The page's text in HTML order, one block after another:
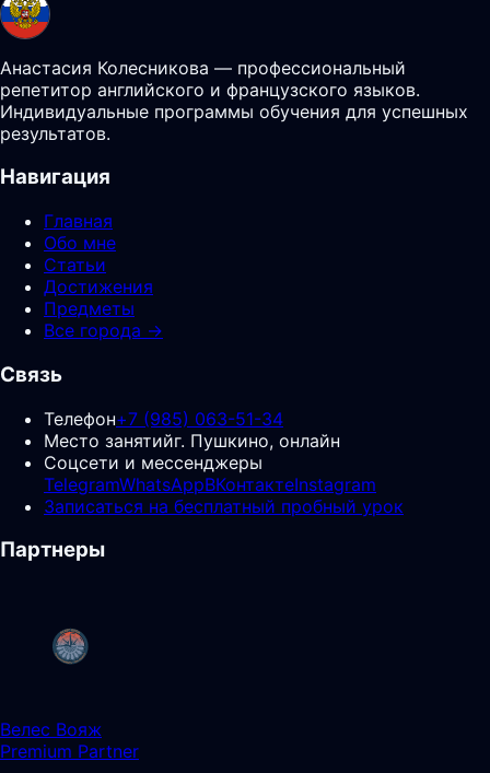
Анастасия Колесникова — профессиональный
репетитор английского и французского языков.
Индивидуальные программы обучения для успешных
результатов.
Навигация
Главная
Обо мне
Статьи
Достижения
Предметы
Все города →
Связь
Телефон+7 (985) 063-51-34
Место занятийг. Пушкино, онлайн
Соцсети и мессенджеры
TelegramWhatsAppВКонтактеInstagram
Записаться на бесплатный пробный урок
Партнеры
Велес Вояж
Premium Partner